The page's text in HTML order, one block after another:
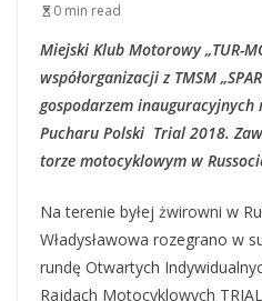
0 min read
Miejski Klub Motorowy „TUR-
współorganizacji z TMSM
gospodarzem
Pucharu Polski Trial 2018.
torze motocyklowym w
Na terenie byłej żwirowni w
Władysławowa rozegrano w
rundę Otwartych
Rajdach Motocyklowych